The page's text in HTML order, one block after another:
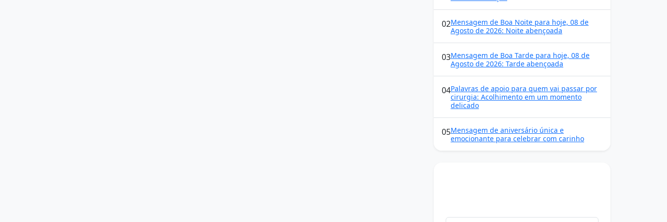
02Mensagem de Boa Noite para hoje, 08 de
Agosto de 2026: Noite abençoada
03Mensagem de Boa Tarde para hoje, 08 de
Agosto de 2026: Tarde abençoada
04Palavras de apoio para quem vai passar por
cirurgia: Acolhimento em um momento
delicado
05Mensagem de aniversário única e
emocionante para celebrar com carinho